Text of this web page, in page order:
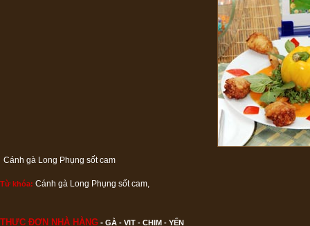
Cánh gà Long Phụng sốt cam
Từ khóa: Cánh gà Long Phụng sốt cam,
THỰC ĐƠN NHÀ HÀNG - GÀ - VỊT - CHIM - YẾN